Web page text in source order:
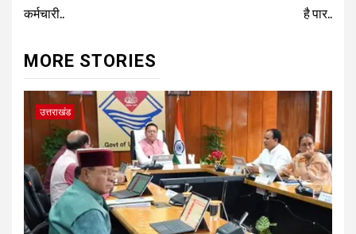
कर्मचारी..
है पार..
MORE STORIES
उत्तराखंड